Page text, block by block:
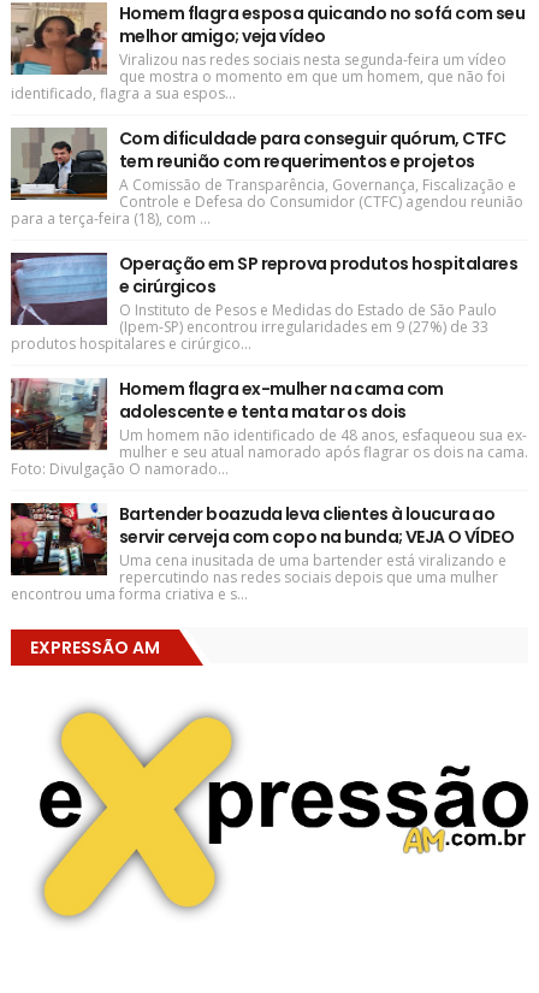
Homem flagra esposa quicando no sofá com seu
melhor amigo; veja vídeo
Viralizou nas redes sociais nesta segunda-feira um vídeo
que mostra o momento em que um homem, que não foi
identificado, flagra a sua espos...
Com dificuldade para conseguir quórum, CTFC
tem reunião com requerimentos e projetos
A Comissão de Transparência, Governança, Fiscalização e
Controle e Defesa do Consumidor (CTFC) agendou reunião
para a terça-feira (18), com ...
Operação em SP reprova produtos hospitalares
e cirúrgicos
O Instituto de Pesos e Medidas do Estado de São Paulo
(Ipem-SP) encontrou irregularidades em 9 (27%) de 33
produtos hospitalares e cirúrgico...
Homem flagra ex-mulher na cama com
adolescente e tenta matar os dois
Um homem não identificado de 48 anos, esfaqueou sua ex-
mulher e seu atual namorado após flagrar os dois na cama.
Foto: Divulgação O namorado...
Bartender boazuda leva clientes à loucura ao
servir cerveja com copo na bunda; VEJA O VÍDEO
Uma cena inusitada de uma bartender está viralizando e
repercutindo nas redes sociais depois que uma mulher
encontrou uma forma criativa e s...
EXPRESSÃO AM